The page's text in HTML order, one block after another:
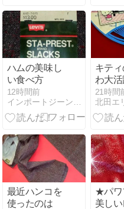
ハムの美味し
い食べ方
12時間前
インポートジーンズショップ nezushouten のブログ
キテ
わ大活
21時間
北田エ
最近ハンコを
使ったのは
★パワ
美し